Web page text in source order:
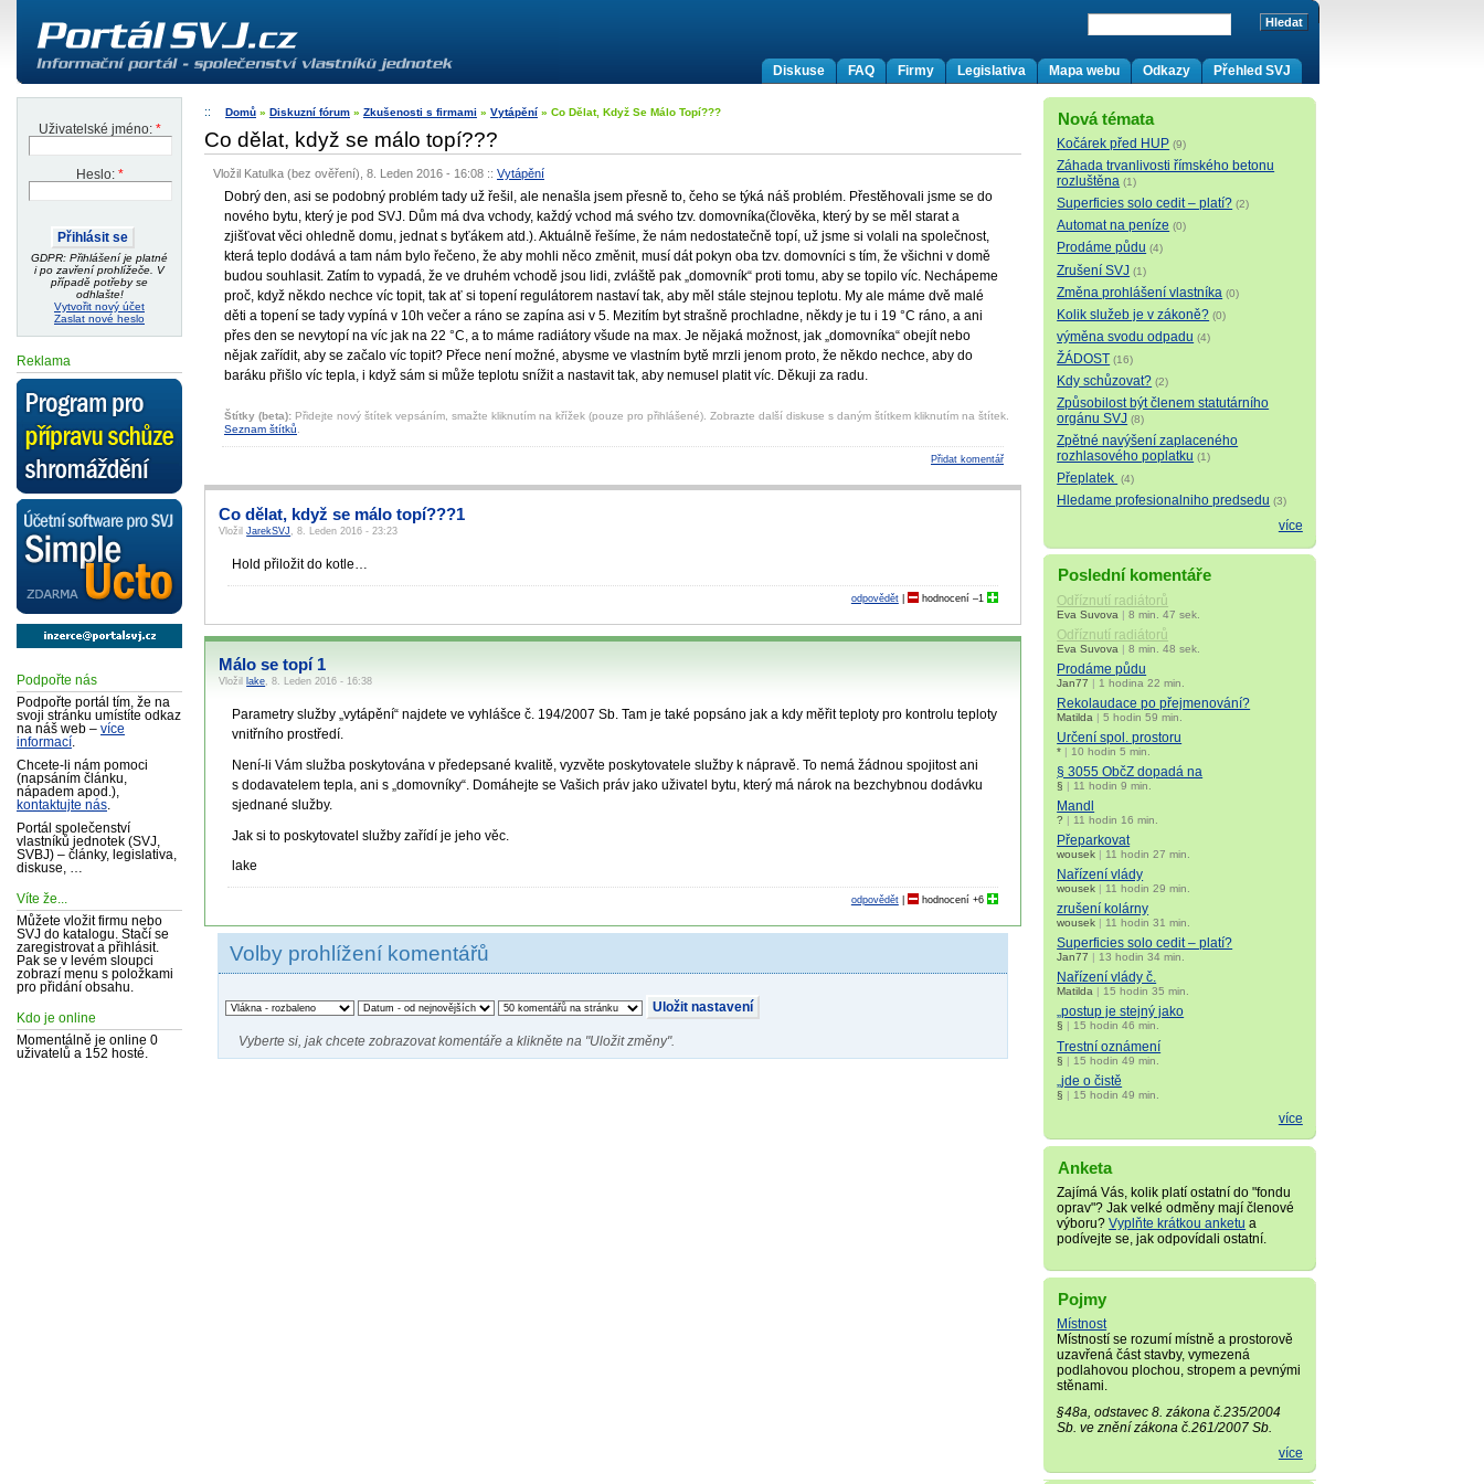
Přehled SVJ
Odkazy
Mapa webu
Legislativa
Firmy
FAQ
Diskuse
Uživatelské jméno: *
Heslo: *
GDPR: Přihlášení je platné
i po zavření prohlížeče. V
případě potřeby se
odhlašte!
Vytvořit nový účet
Zaslat nové heslo
Reklama
Podpořte nás
Podpořte portál tím, že na
svoji stránku umístíte odkaz
na náš web – více
informací
Chcete-li nám pomoci
(napsáním článku,
nápadem apod.),
kontaktujte nás
Portál společenství
vlastníků jednotek (SVJ,
SVBJ) – články, legislativa,
diskuse, …
Víte že...
Můžete vložit firmu nebo
SVJ do katalogu. Stačí se
zaregistrovat a přihlásit.
Pak se v levém sloupci
zobrazí menu s položkami
pro přidání obsahu.
Kdo je online
Momentálně je online 0
uživatelů a 152 hosté.
Nová témata
Kočárek před HUP (9)
Záhada trvanlivosti římského betonu
rozluštěna (1)
Superficies solo cedit – platí? (2)
Automat na peníze (0)
Prodáme půdu (4)
Zrušení SVJ (1)
Změna prohlášení vlastníka (0)
Kolik služeb je v zákoně? (0)
výměna svodu odpadu (4)
ŽÁDOST (16)
Kdy schůzovat? (2)
Způsobilost být členem statutárního
orgánu SVJ (8)
Zpětné navýšení zaplaceného
rozhlasového poplatku (1)
Přeplatek (4)
Hledame profesionalniho predsedu (3)
více
Poslední komentáře
Odříznutí radiátorů
Eva Suvova |8 min. 47 sek.
Odříznutí radiátorů
Eva Suvova |8 min. 48 sek.
Prodáme půdu
Jan77 | 1 hodina 22 min.
Rekolaudace po přejmenování?
Matilda |5 hodin 59 min.
Určení spol. prostoru
* | 10 hodin 5 min.
§ 3055 ObčZ dopadá na
§ | 11 hodin 9 min.
Mandl
? | 11 hodin 16 min.
Přeparkovat
wousek | 11 hodin 27 min.
Nařízení vlády
wousek | 11 hodin 29 min.
zrušení kolárny
wousek | 11 hodin 31 min.
Superficies solo cedit – platí?
Jan77 | 13 hodin 34 min.
Nařízení vlády č.
Matilda 15 hodin 35 min.
„postup je stejný jako
§ 15 hodin 46 min.
Trestní oznámení
§ | 15 hodin 49 min.
„jde o čistě
§ | 15 hodin 49 min.
více
Anketa
Zajímá Vás, kolik platí ostatní do "fondu
oprav"? Jak velké odměny mají členové
výboru?Vyplňte krátkou anketu a
podívejte se, jak odpovídali ostatní.
Pojmy
Místnost
Místností se rozumí místně a prostorově
uzavřená část stavby, vymezená
podlahovou plochou, stropem a pevnými
stěnami.
§48a, odstavec 8. zákona č.235/2004
Sb. ve znění zákona č.261/2007 Sb.
více
Domů » Diskuzní fórum » Zkušenosti s firmami » Vytápění » Co Dělat, Když Se Málo Topí???
Co dělat, když se málo topí???
Vložil Katulka (bez ověření), 8. Leden 2016 - 16:08 :: Vytápění
Dobrý den, asi se podobný problém tady už řešil, ale nenašla jsem přesně to, čeho se týká náš problém. Přestěhovali jsme se do
nového bytu, který je pod SVJ. Dům má dva vchody, každý vchod má svého tzv. domovníka(člověka, který by se měl starat a
zjišťovat věci ohledně domu, jednat s byťákem atd.). Aktuálně řešíme, že nám nedostatečně topí, už jsme si volali na společnost,
která teplo dodává a tam nám bylo řečeno, že aby mohli něco změnit, musí dát pokyn oba tzv. domovníci s tím, že všichni v domě
budou souhlasit. Zatím to vypadá, že ve druhém vchodě jsou lidi, zvláště pak „domovník“ proti tomu, aby se topilo víc. Nechápeme
proč, když někdo nechce víc topit, tak ať si topení regulátorem nastaví tak, aby měl stále stejnou teplotu. My ale máme dvě malé
děti a topení se tady vypíná v 10h večer a ráno se zapína asi v 5. Mezitím byt strašně prochladne, někdy je tu i 19 °C ráno, a ani
přes den se nevytopí na víc jak na 22 °C, a to máme radiátory všude na max. Je nějaká možnost, jak „domovníka“ obejít nebo
nějak zařídit, aby se začalo víc topit? Přece není možné, abysme ve vlastním bytě mrzli jenom proto, že někdo nechce, aby do
baráku přišlo víc tepla, i když sám si může teplotu snížit a nastavit tak, aby nemusel platit víc. Děkuji za radu.
Štítky (beta): Přidejte nový štítek vepsáním, smažte kliknutím na křížek (pouze pro přihlášené). Zobrazte další diskuse s daným štítkem kliknutím na štítek.
Seznam štítků
Přidat komentář
Co dělat, když se málo topí???1
VložilJarekSVJ , 8. Leden 2016 - 23:23
Hold přiložit do kotle…
odpovědět| hodnocení –1
Málo se topí 1
Vložil lake , 8. Leden 2016 - 16:38
Parametry služby „vytápění“ najdete ve vyhlášce č. 194/2007 Sb. Tam je také popsáno jak a kdy měřit teploty pro kontrolu teploty
vnitřního prostředí.
Není-li Vám služba poskytována v předepsané kvalitě, vyzvěte poskytovatele služby k nápravě. To nemá žádnou spojitost ani
s dodavatelem tepla, ani s „domovníky“. Domáhejte se Vašich práv jako uživatel bytu, který má nárok na bezchybnou dodávku
sjednané služby.
Jak si to poskytovatel služby zařídí je jeho věc.
lake
odpovědět| hodnocení +6
Volby prohlížení komentářů
Vyberte si, jak chcete zobrazovat komentáře a klikněte na "Uložit změny".